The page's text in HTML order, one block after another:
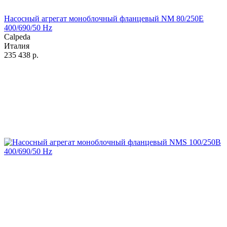
Насосный агрегат моноблочный фланцевый NM 80/250E
400/690/50 Hz
Calpeda
Италия
235 438 р.